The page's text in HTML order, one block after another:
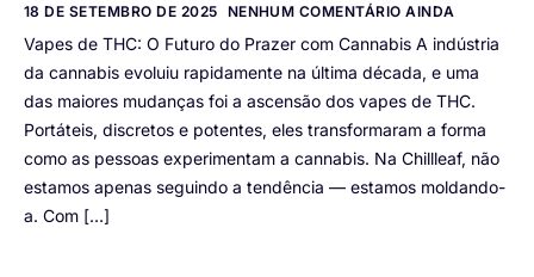
Contato
Portuguese
18 DE SETEMBRO DE 2025 NENHUM COMENTÁRIO AINDA
Vapes de THC: O Futuro do Prazer com Cannabis A indústria
da cannabis evoluiu rapidamente na última década, e uma
das maiores mudanças foi a ascensão dos vapes de THC.
Portáteis, discretos e potentes, eles transformaram a forma
como as pessoas experimentam a cannabis. Na Chillleaf, não
estamos apenas seguindo a tendência — estamos moldando-
a. Com […]